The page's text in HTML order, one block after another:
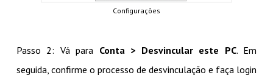
Configurações
Passo 2: Vá para Conta > Desvincular este PC. Em
seguida, confirme o processo de desvinculação e faça login